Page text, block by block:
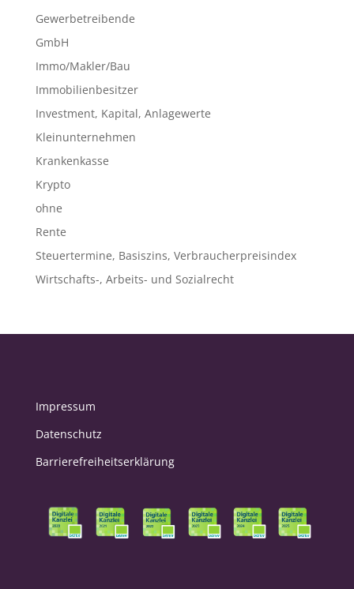
Gewerbetreibende
GmbH
Immo/Makler/Bau
Immobilienbesitzer
Investment, Kapital, Anlagewerte
Kleinunternehmen
Krankenkasse
Krypto
ohne
Rente
Steuertermine, Basiszins, Verbraucherpreisindex
Wirtschafts-, Arbeits- und Sozialrecht
Impressum
Datenschutz
Barrierefreiheitserklärung